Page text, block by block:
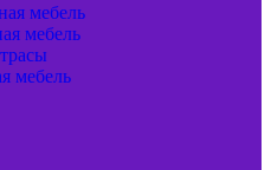
мебель
мебель
мебель